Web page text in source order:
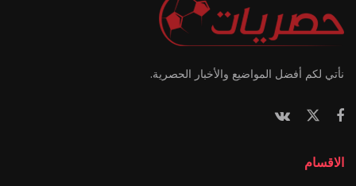
نأتي لكم أفضل المواضيع والأخبار الحصرية.
الاقسام